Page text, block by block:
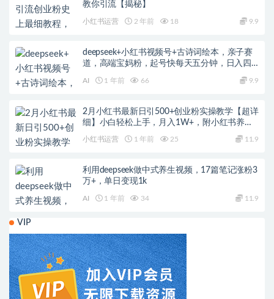
教你引流【揭秘】
小红书运营 2 年前 18 9.9
deepseek+小红书视频号+古诗词绘本，亲子赛
道，高端宝妈粉，起号快每天五分钟，日入四
AI 1 年前 66 9.9
2月小红书最新日引500+创业粉实操教学【超详
细】小白轻松上手，月入1W+，附小红书养号
小红书运营 1 年前 25 11.9
利用deepseek做中式养生视频，17篇笔记涨粉3
万+，单日变现1k
AI 1 年前 34 11.9
VIP